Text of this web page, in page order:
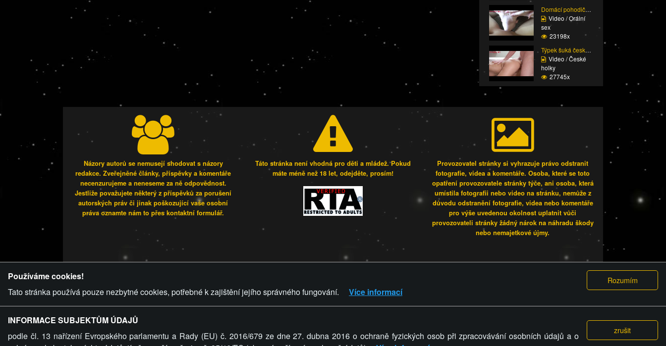
Domácí pohodička a hlu...
Video / Orální
sex
23198x
Týpek šuká český prcin...
Video / České
holky
27745x
Názory autorů se nemusejí shodovat s názory
redakce. Zveřejněné články, příspěvky a komentáře
necenzurujeme a neneseme za ně odpovědnost.
Jestliže považujete některý z příspěvků za porušení
autorských práv či jinak poškozující vaše osobní
práva oznamte nám to přes kontaktní formulář.
Táto stránka není vhodná pro děti a mládež. Pokud
máte méně než 18 let, odejděte, prosím!
Provozovatel stránky si vyhrazuje právo odstranit
fotografie, videa a komentáře. Osoba, které se toto
opatření provozovatele stránky týče, ani osoba, která
umístila fotografii nebo video na stránku, nemůže z
důvodu odstranění fotografie, videa nebo komentáře
pro výše uvedenou okolnost uplatnit vůči
provozovateli stránky žádný nárok na náhradu škody
nebo nemajetkové újmy.
FREESEX.CZ PRAVIDLA A PODMÍNKY GDPR COOKIES
Používáme cookies!
Tato stránka používá pouze nezbytné cookies, potřebné k zajištění jejího správného fungování.
Více informací
INFORMACE SUBJEKTŮM ÚDAJŮ
podle čl. 13 nařízení Evropského parlamentu a Rady (EU) č. 2016/679 ze dne 27. dubna 2016 o ochraně fyzických osob při zpracovávání osobních údajů a o